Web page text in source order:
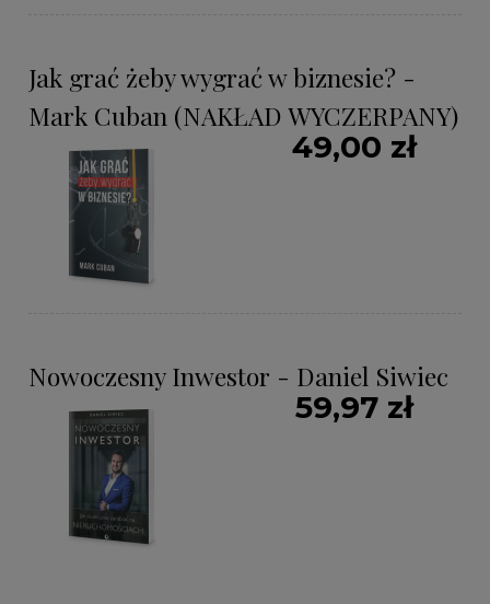
Jak grać żeby wygrać w biznesie? -
Mark Cuban (NAKŁAD WYCZERPANY)
49,00 zł
Nowoczesny Inwestor - Daniel Siwiec
59,97 zł